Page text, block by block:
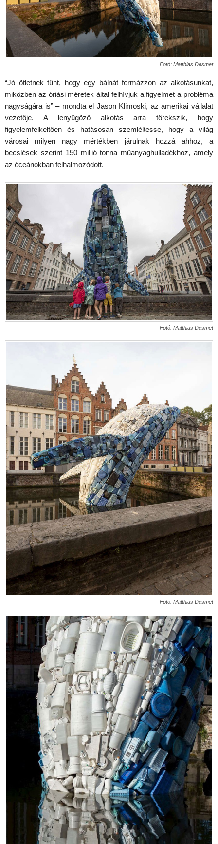
Fotó: Matthias Desmet
“Jó ötletnek tűnt, hogy egy bálnát formázzon az alkotásunkat,
miközben az óriási méretek által felhívjuk a figyelmet a probléma
nagyságára is” – mondta el Jason Klimoski, az amerikai vállalat
vezetője. A lenyűgöző alkotás arra törekszik, hogy
figyelemfelkeltően és hatásosan szemléltesse, hogy a világ
városai milyen nagy mértékben járulnak hozzá ahhoz, a
becslések szerint 150 millió tonna műanyaghulladékhoz, amely
az óceánokban felhalmozódott.
Fotó: Matthias Desmet
Fotó: Matthias Desmet